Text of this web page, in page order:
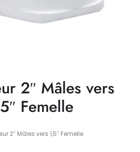
2″ Mâles vers
Femelle
2″ Mâles vers 1,5″ Femelle